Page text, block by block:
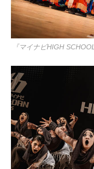
『マイナビHIGH